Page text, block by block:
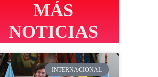
MÁS
NOTICIAS
INTERNACIONAL